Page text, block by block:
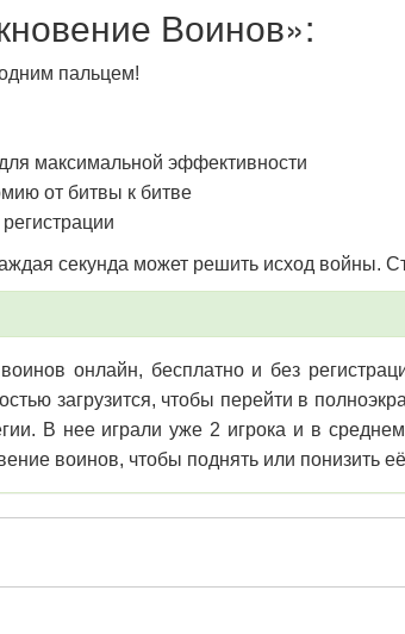
Воинов»:
пальцем!
максимальной эффективности
от битвы к битве
секунда может решить исход войны.
онлайн, бесплатно и без
загрузится, чтобы перейти в
В нее играли уже 2 игрока и в
воинов, чтобы поднять или понизить